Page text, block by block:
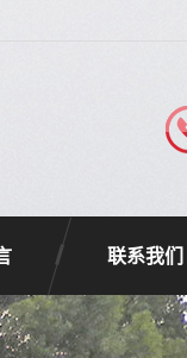
联系我们